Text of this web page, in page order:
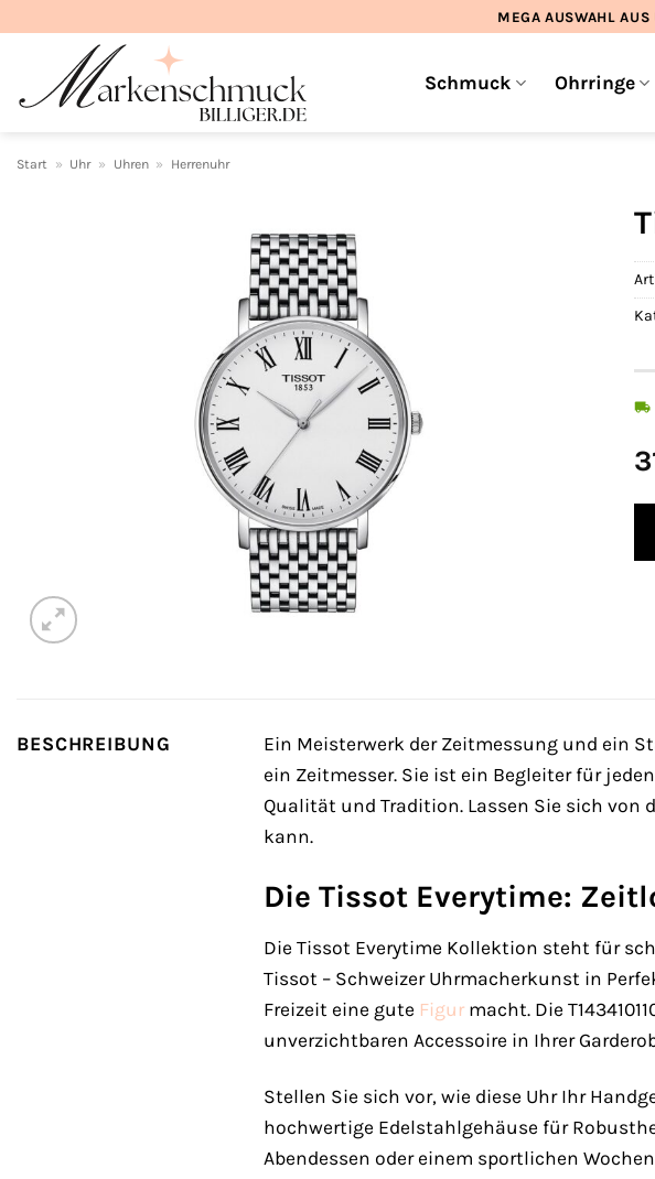
springen
MEGA AUSWAHL
Schmuck Ohrringe
Start » Uhr » Uhren » Herrenuhr
BESCHREIBUNG Ein Meisterwerk der Zeitmessung und ein
ein Zeitmesser. Sie ist ein Begleiter für
Qualität und Tradition. Lassen Sie sich von
kann.
Die Tissot Everytime:
Die Tissot Everytime Kollektion steht für
Tissot – Schweizer Uhrmacherkunst in
Freizeit eine gute Figur macht. Die
unverzichtbaren Accessoire in Ihrer
Stellen Sie sich vor, wie diese Uhr Ihr
hochwertige Edelstahlgehäuse für
Abendessen oder einem sportlichen